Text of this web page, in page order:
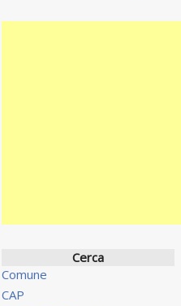
Cerca
Comune
CAP